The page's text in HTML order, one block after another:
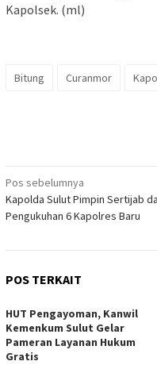
Kapolsek. (ml)
Bitung Curanmor
Navigasi
pos
Pos sebelumnya
Kapolda Sulut Pimpin Sertijab
Pengukuhan 6 Kapolres Baru
POS TERKAIT
HUT Pengayoman, Kanwil
Kemenkum Sulut Gelar
Pameran Layanan Hukum
Gratis